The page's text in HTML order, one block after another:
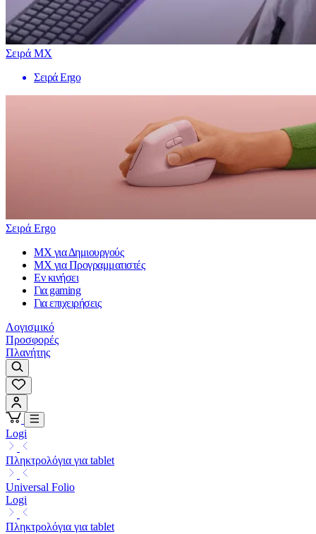
Σειρά MX
Σειρά Ergo
Σειρά Ergo
MX για Δημιουργούς
MX για Προγραμματιστές
Εν κινήσει
Για gaming
Για επιχειρήσεις
Λογισμικό
Προσφορές
Πλανήτης
Logi
Πληκτρολόγια για tablet
Universal Folio
Logi
Πληκτρολόγια για tablet